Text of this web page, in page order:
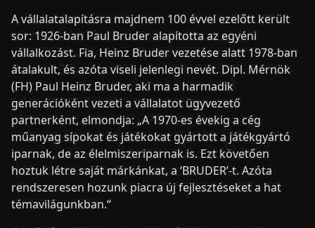
A vállalatalapításra majdnem 100 évvel ezelőtt került
sor: 1926-ban Paul Bruder alapította az egyéni
vállalkozást. Fia, Heinz Bruder vezetése alatt 1978-ban
átalakult, és azóta viseli jelenlegi nevét. Dipl. Mérnök
(FH) Paul Heinz Bruder, aki ma a harmadik
generációként vezeti a vállalatot ügyvezető
partnerként, elmondja: „A 1970-es évekig a cég
műanyag sípokat és játékokat gyártott a játékgyártó
iparnak, de az élelmiszeriparnak is. Ezt követően
hoztuk létre saját márkánkat, a ‘BRUDER’-t. Azóta
rendszeresen hozunk piacra új fejlesztéseket a hat
témavilágunkban.“